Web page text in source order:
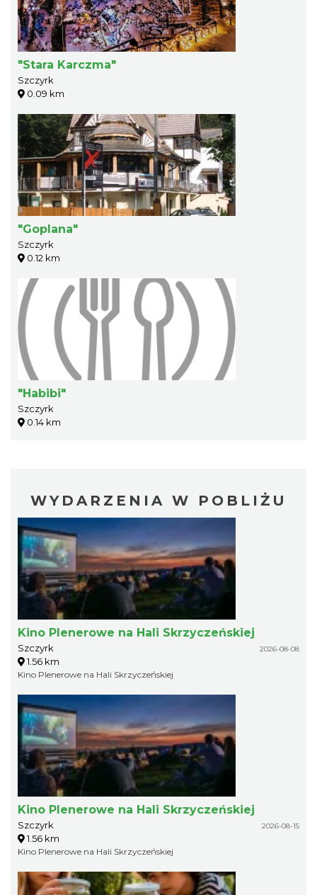
"Stara Karczma"
Szczyrk
0.09 km
"Goplana"
Szczyrk
0.12 km
"Habibi"
Szczyrk
0.14 km
WYDARZENIA W POBLIŻU
Kino Plenerowe na Hali Skrzyczeńskiej
Szczyrk 2026-08-08
1.56 km
Kino Plenerowe na Hali Skrzyczeńskiej
Kino Plenerowe na Hali Skrzyczeńskiej
Szczyrk 2026-08-15
1.56 km
Kino Plenerowe na Hali Skrzyczeńskiej